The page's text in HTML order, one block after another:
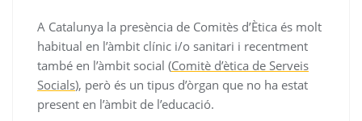
A Catalunya la presència de Comitès d’Ètica és molt
habitual en l’àmbit clínic i/o sanitari i recentment
també en l’àmbit social (Comitè d’ètica de Serveis
Socials), però és un tipus d’òrgan que no ha estat
present en l’àmbit de l’educació.